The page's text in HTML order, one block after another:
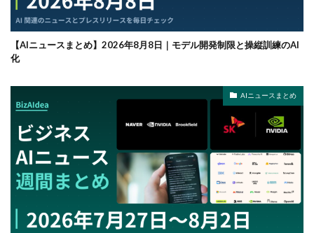
【AIニュースまとめ】2026年8月8日｜モデル開発制限と操縦訓練のAI
化
AIニュースまとめ